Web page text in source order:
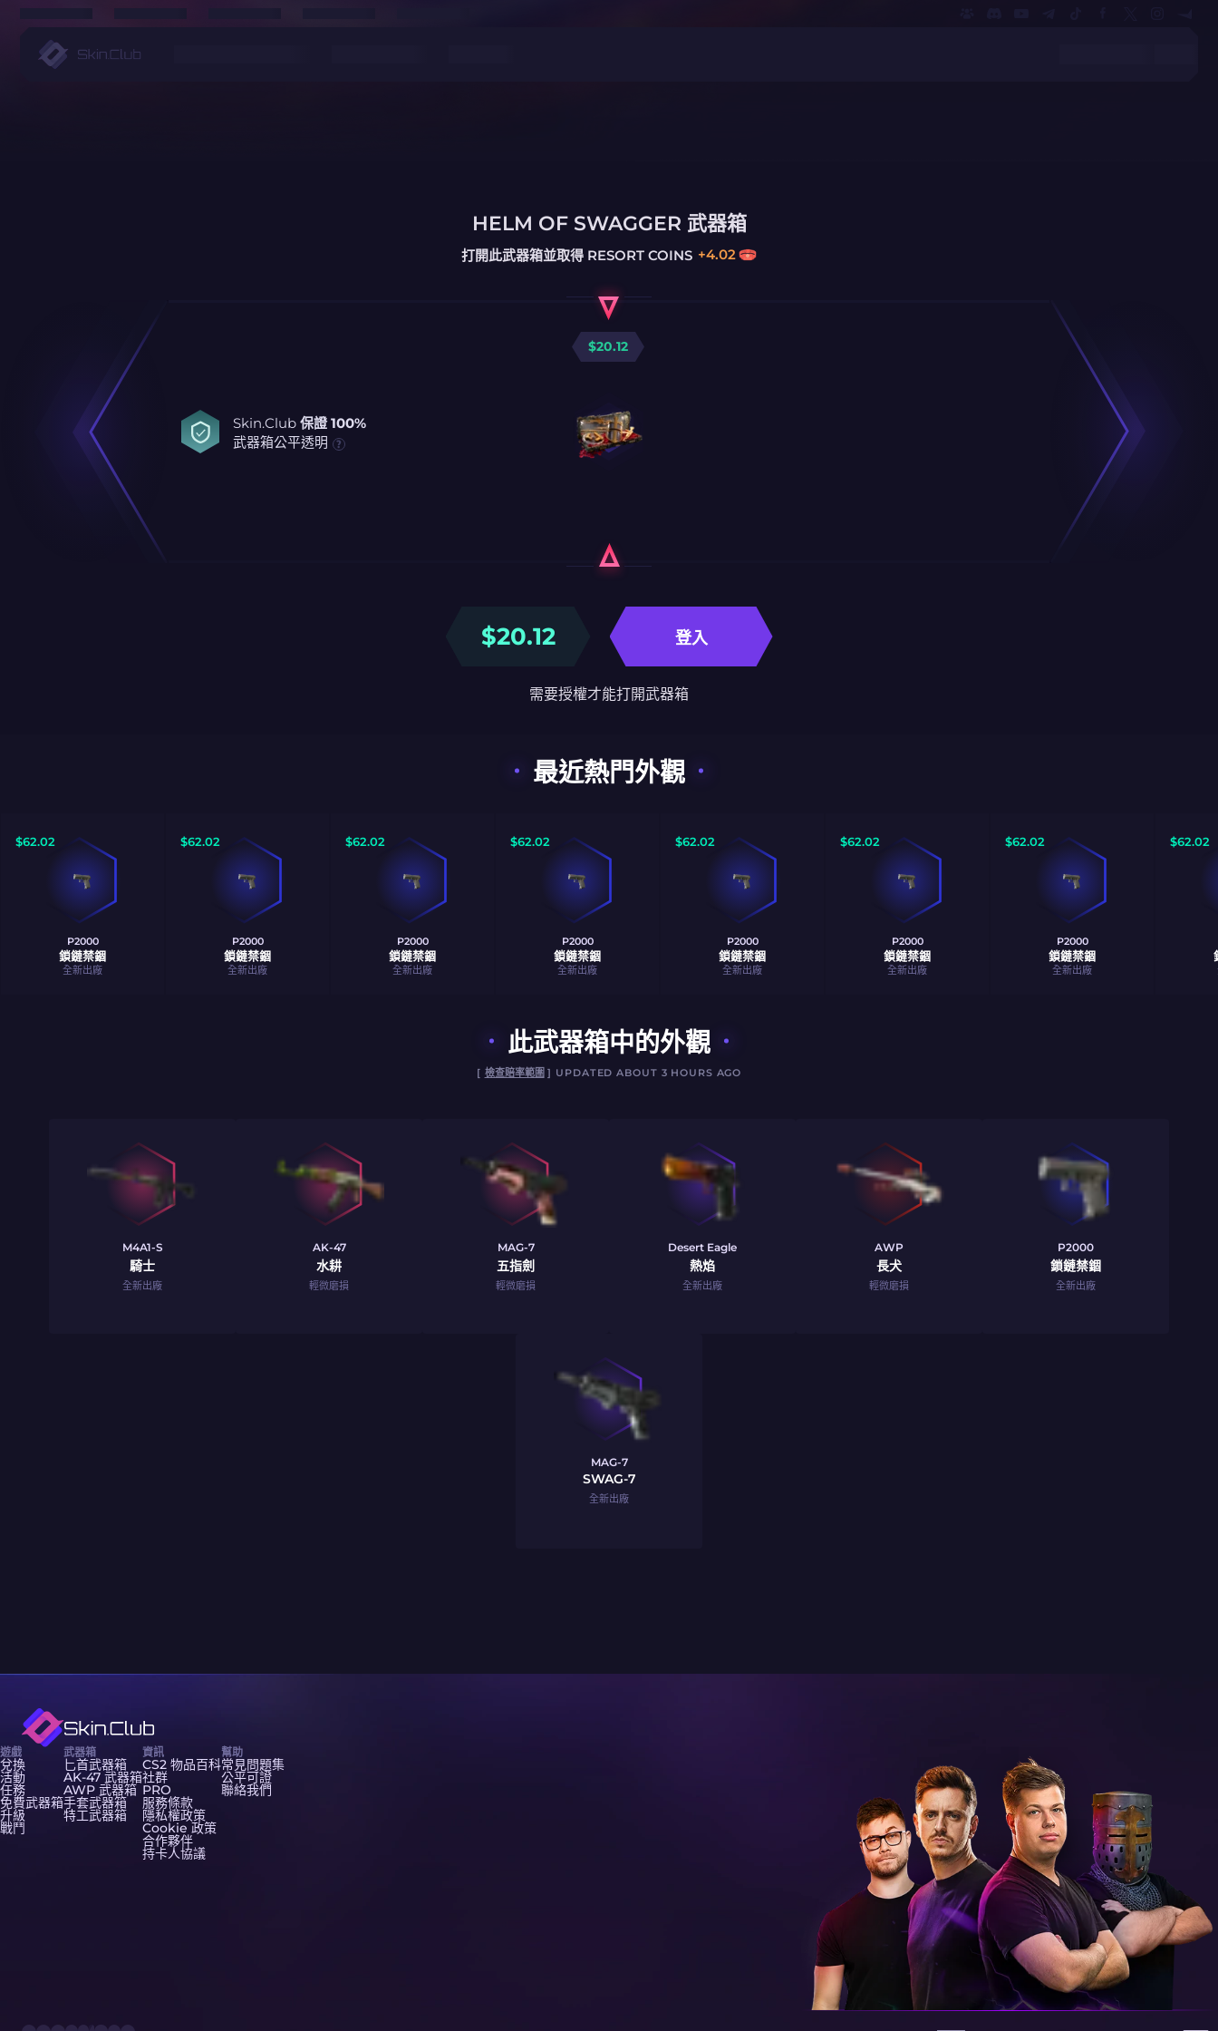
HELM OF SWAGGER 武器箱
打開此武器箱並取得 RESORT COINS +4.02
Skin.Club 保證 100%
武器箱公平透明
$20.12
$20.12 登入
需要授權才能打開武器箱
最近熱門外觀
$62.02
P2000
鎖鏈禁錮
全新出廠
$62.02
P2000
鎖鏈禁錮
全新出廠
$62.02
P2000
鎖鏈禁錮
全新出廠
$62.02
P2000
鎖鏈禁錮
全新出廠
$62.02
P2000
鎖鏈禁錮
全新出廠
$62.02
P2000
鎖鏈禁錮
全新出廠
$62.02
P2000
鎖鏈禁錮
全新出廠
$62.02
此武器箱中的外觀
[ 檢查賠率範圍 ] UPDATED ABOUT 3 HOURS AGO
M4A1-S
騎士
全新出廠
AK-47
水耕
輕微磨損
MAG-7
五指劍
輕微磨損
Desert Eagle
熱焰
全新出廠
AWP
長犬
輕微磨損
P2000
鎖鏈禁錮
全新出廠
MAG-7
SWAG-7
全新出廠
遊戲
兌換
活動
任務
免費武器箱
升級
戰鬥
武器箱
匕首武器箱
AK-47 武器箱
AWP 武器箱
手套武器箱
特工武器箱
資訊
CS2 物品百科
社群
PRO
服務條款
隱私權政策
Cookie 政策
合作夥伴
持卡人協議
幫助
常見問題集
公平可證
聯絡我們